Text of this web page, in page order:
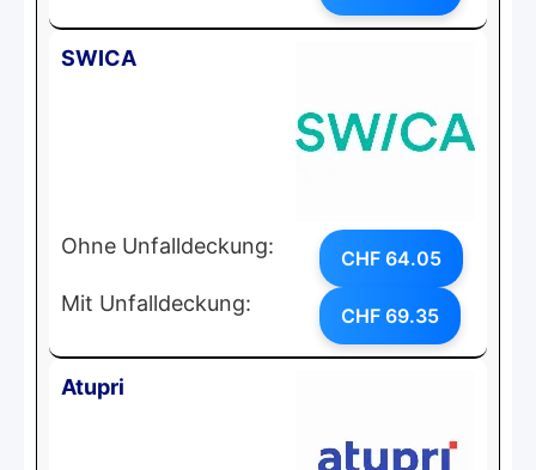
SWICA
Ohne Unfalldeckung: CHF 64.05
Mit Unfalldeckung: CHF 69.35
Atupri